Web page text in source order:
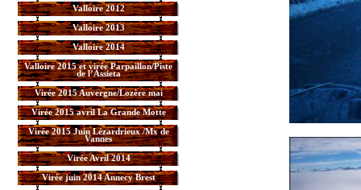
Valloire 2012
Valloire 2013
Valloire 2014
Valloire 2015 et virée Parpaillon/Piste
de l’Assieta
Virée 2015 Auvergne/Lozère mai
Virée 2015 avril La Grande Motte
Virée 2015 Juin Lézardrieux /Mx de
Vannes
Virée Avril 2014
Virée juin 2014 Annecy Brest